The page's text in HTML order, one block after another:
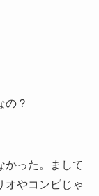
の？
かった。まして
オやコンビじゃ